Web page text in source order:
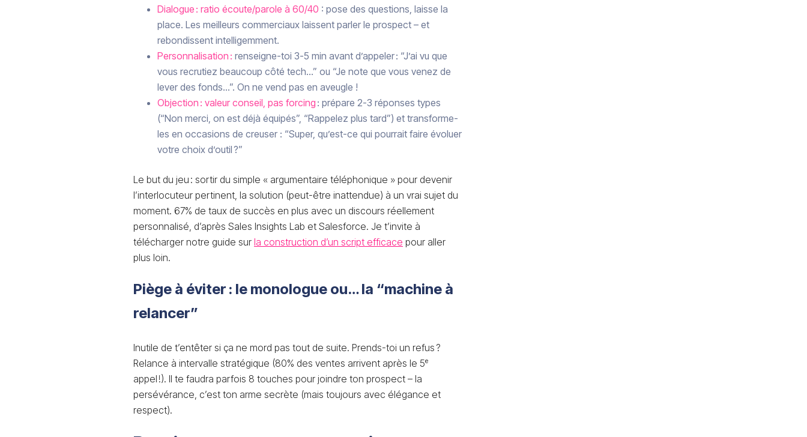
Dialogue : ratio écoute/parole à 60/40 : pose des questions, laisse la
place. Les meilleurs commerciaux laissent parler le prospect – et
rebondissent intelligemment.
Personnalisation : renseigne-toi 3-5 min avant d’appeler : “J’ai vu que
vous recrutiez beaucoup côté tech…” ou “Je note que vous venez de
lever des fonds…”. On ne vend pas en aveugle !
Objection : valeur conseil, pas forcing : prépare 2-3 réponses types
(“Non merci, on est déjà équipés”, “Rappelez plus tard”) et transforme-
les en occasions de creuser : “Super, qu’est-ce qui pourrait faire évoluer
votre choix d’outil ?”
Le but du jeu : sortir du simple « argumentaire téléphonique » pour devenir
l’interlocuteur pertinent, la solution (peut-être inattendue) à un vrai sujet du
moment. 67% de taux de succès en plus avec un discours réellement
personnalisé, d’après Sales Insights Lab et Salesforce. Je t’invite à
télécharger notre guide sur la construction d’un script efficace pour aller
plus loin.
Piège à éviter : le monologue ou… la “machine à
relancer”
Inutile de t’entêter si ça ne mord pas tout de suite. Prends-toi un refus ?
Relance à intervalle stratégique (80% des ventes arrivent après le 5ᵉ
appel !). Il te faudra parfois 8 touches pour joindre ton prospect – la
persévérance, c’est ton arme secrète (mais toujours avec élégance et
respect).